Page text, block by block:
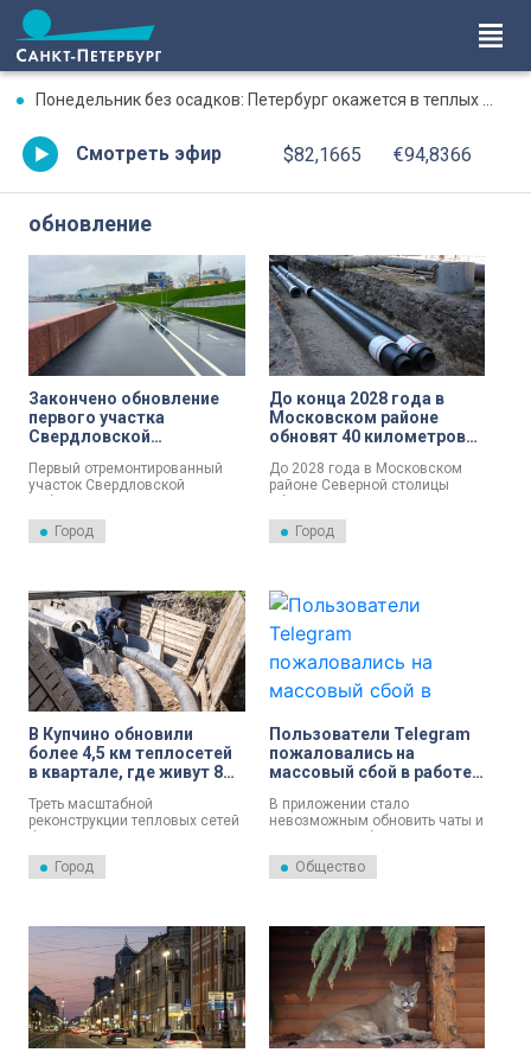
Понедельник без осадков: Петербург окажется в теплых объятиях
Смотреть эфир $82,1665 €94,8366
обновление
Закончено обновление
первого участка
Свердловской
доступен для пешеходов
и велосипедистов
Первый отремонтированный
участок Свердловской
горожанам.
Город
До конца 2028 года в
Московском районе
обновят 40 километров
До 2028 года в Московском
районе Северной столицы
тепловых сетей.
Город
В Купчино обновили
более 4,5 км теплосетей
в квартале, где живут 8
Треть масштабной
реконструкции тепловых сетей
пройдена: завершено
обновление нового участка
Город
Пользователи Telegram
пожаловались на
массовый сбой в работе
В приложении стало
невозможным обновить чаты и
Общество